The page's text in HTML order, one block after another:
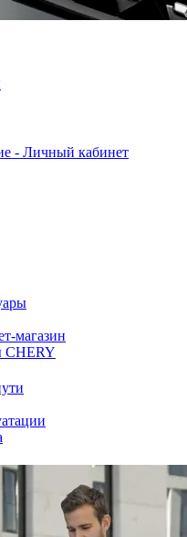
- Личный кабинет
магазин
CHERY